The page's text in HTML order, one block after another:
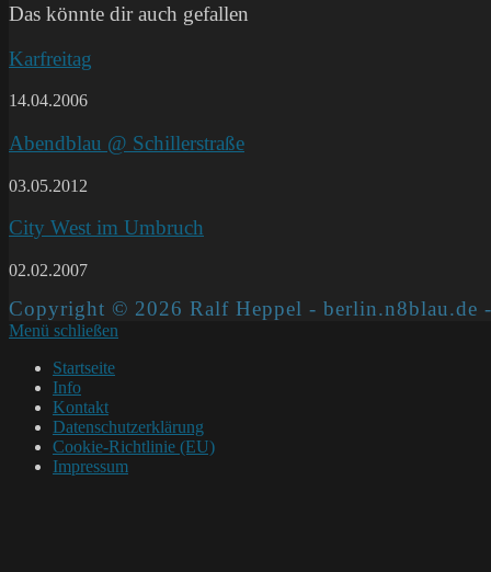
Das könnte dir auch gefallen
Karfreitag
14.04.2006
Abendblau @ Schillerstraße
03.05.2012
City West im Umbruch
02.02.2007
Copyright © 2026 Ralf Heppel - berlin.n8blau.de
Menü schließen
Startseite
Info
Kontakt
Datenschutzerklärung
Cookie-Richtlinie (EU)
Impressum